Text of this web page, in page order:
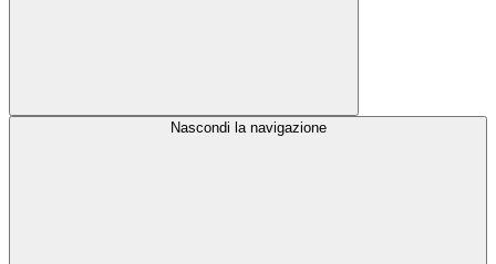
Nascondi la navigazione